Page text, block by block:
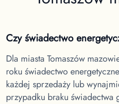
Czy świadectwo
Dla miasta Tomaszów
roku świadectwo
każdej sprzedaży lub
przypadku braku świadectwa